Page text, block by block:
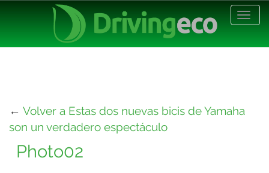
← Volver a Estas dos nuevas bicis de Yamaha
son un verdadero espectáculo
Photo02